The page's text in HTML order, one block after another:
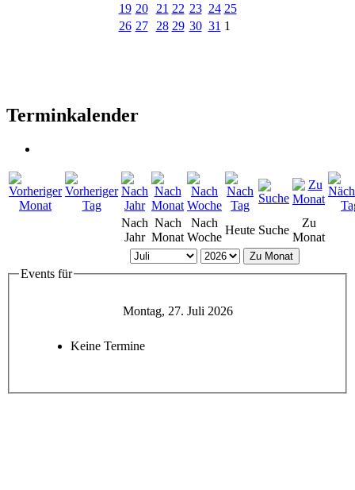
19 20 21 22 23 24 25
26 27 28 29 30 31 1
Terminkalender
Nach
Jahr
Nach
Monat
Nach
Woche
Heute Suche
Zu
Monat
Zu Monat
Events für
Montag, 27. Juli 2026
Keine Termine